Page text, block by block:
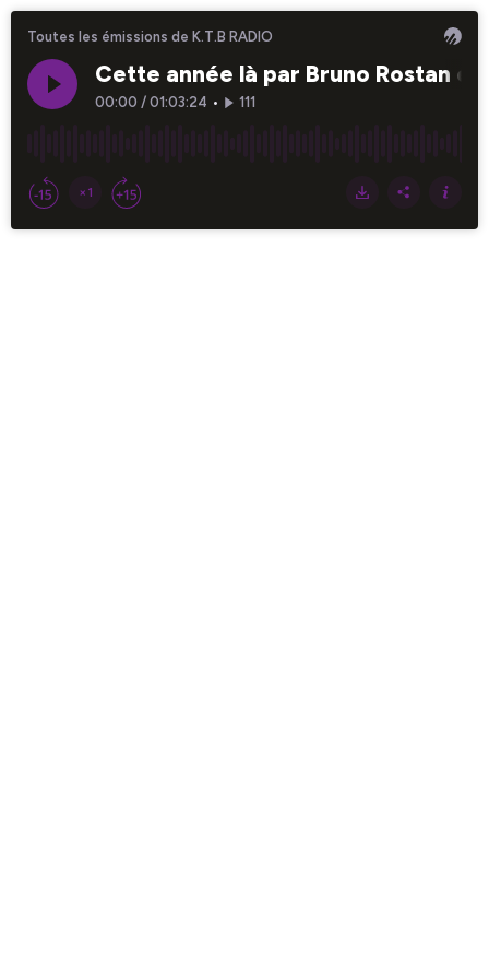
Toutes les émissions de K.T.B RADIO
Cette année là par Bruno Rostan
00:00 / 01:03:24 • 111
×1